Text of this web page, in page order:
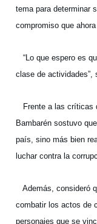
tema para determinar
compromiso que
“Lo que espero es
clase de actividades”,
Frente a las críticas
Bambarén sostuvo
país, sino más bien
luchar contra la
Además, consideró
combatir los actos de
personajes que se